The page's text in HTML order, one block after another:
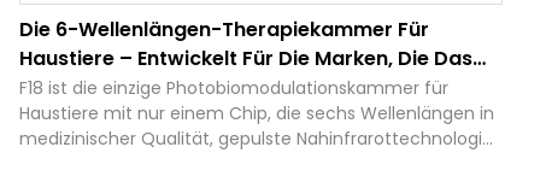
Die 6-Wellenlängen-Therapiekammer Für
Haustiere – Entwickelt Für Die Marken, Die Das
Wohlbefinden Von Haustieren Prägen.
F18 ist die einzige Photobiomodulationskammer für
Haustiere mit nur einem Chip, die sechs Wellenlängen in
medizinischer Qualität, gepulste Nahinfrarottechnologie